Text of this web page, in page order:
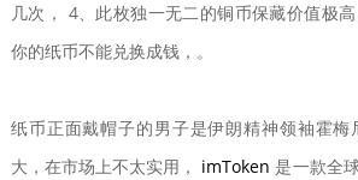
几次， 4、此枚独一无二的铜币保藏价值极
你的纸币不能兑换成钱，。
纸币正面戴帽子的男子是伊朗精神领袖霍梅
大，在市场上不太实用， imToken 是一款全